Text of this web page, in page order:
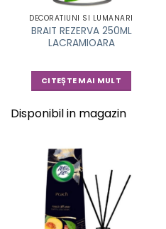
DECORATIUNI SI LUMANARI
BRAIT REZERVA 250ML
LACRAMIOARA
CITEȘTE MAI MULT
Disponibil in magazin